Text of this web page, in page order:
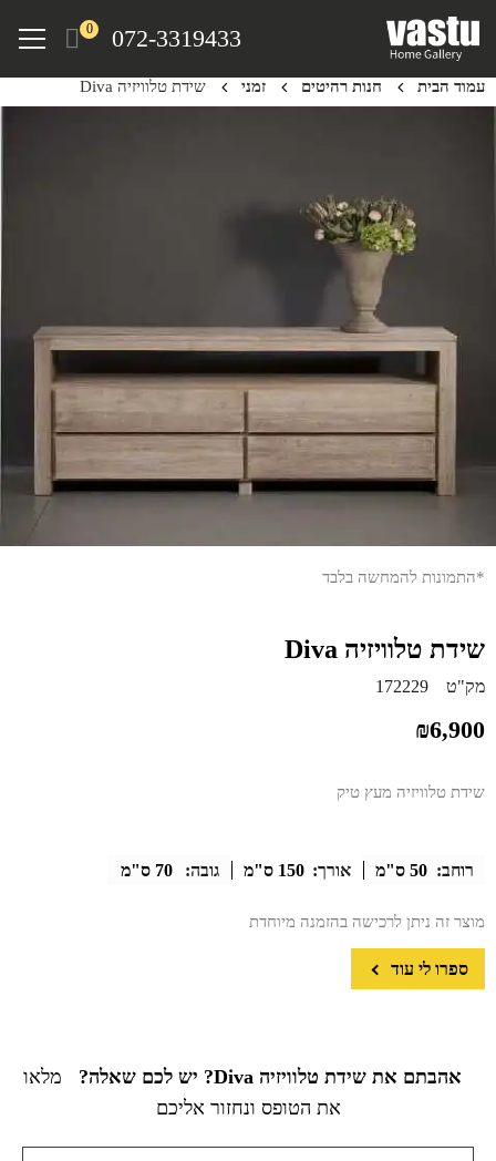
content
072-3319433
0
Menu
עמוד הבית חנות רהיטים זמני שידת טלוויזיה Diva
*התמונות להמחשה בלבד
שידת טלוויזיה Diva
מק"ט 172229
₪6,900
שידת טלוויזיה מעץ טיק
רוחב: 50 ס"מ אורך: 150 ס"מ גובה: 70 ס"מ
מוצר זה ניתן לרכישה בהזמנה מיוחדת
ספרו לי עוד
אהבתם את שידת טלוויזיה Diva? יש לכם שאלה?
מלאו
את הטופס ונחזור אליכם